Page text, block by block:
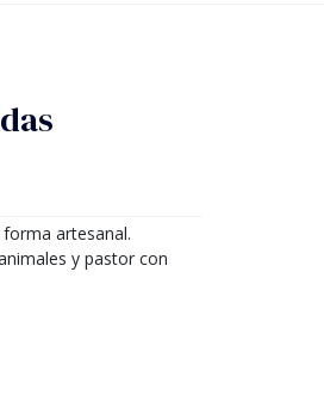
artesanal.
y pastor con